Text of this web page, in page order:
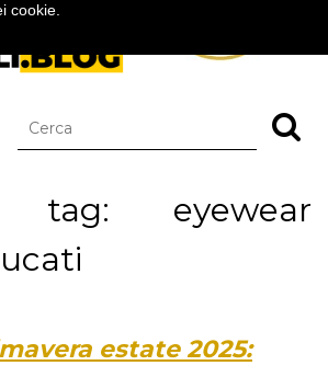
tag: eyewear
estate 2025:
cookie.